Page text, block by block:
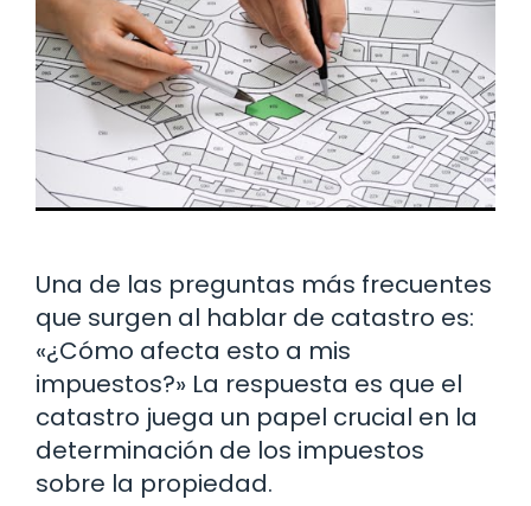
Una de las preguntas más frecuentes
que surgen al hablar de catastro es:
«¿Cómo afecta esto a mis
impuestos?» La respuesta es que el
catastro juega un papel crucial en la
determinación de los impuestos
sobre la propiedad.